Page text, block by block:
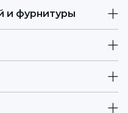
и фурнитуры